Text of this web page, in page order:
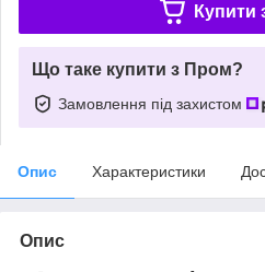
Купити
Що таке купити з Пром?
Замовлення під захистом
Опис Характеристики
Опис